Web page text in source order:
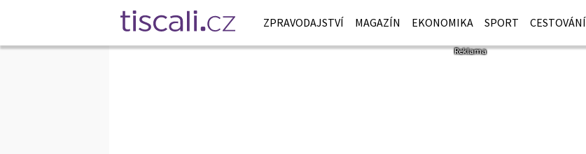
ZPRAVODAJSTVÍ MAGAZÍN EKONOMIKA SPORT CESTOVÁNÍ